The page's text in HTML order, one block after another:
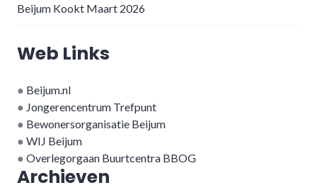
Beijum Kookt Maart 2026
Web Links
● Beijum.nl
● Jongerencentrum Trefpunt
● Bewonersorganisatie Beijum
● WIJ Beijum
● Overlegorgaan Buurtcentra BBOG
Archieven